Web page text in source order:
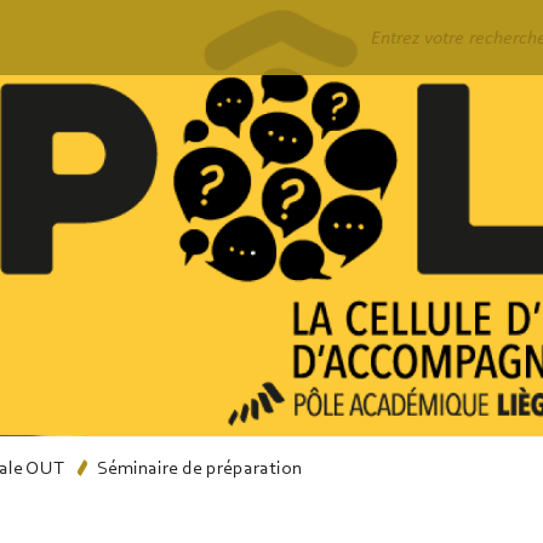
OUT Séminaire de préparation